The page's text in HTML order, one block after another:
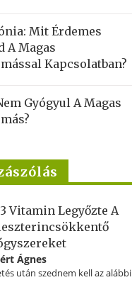
Mit Érdemes
A Magas
Kapcsolatban?
Gyógyul A Magas
Vitamin Legyőzte A
Ágnes
után szednem kell az alábbi